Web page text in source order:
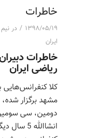
خاطرات
۱۳۹۸/۰۵/۱۹ / در
ایران
خاطرات
ریاضی ایران
مشهد برگزار
دومین، سی
انشاالله